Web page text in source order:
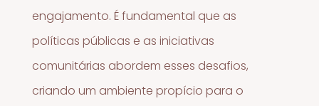
engajamento. É fundamental que as
políticas públicas e as iniciativas
comunitárias abordem esses desafios,
criando um ambiente propício para o